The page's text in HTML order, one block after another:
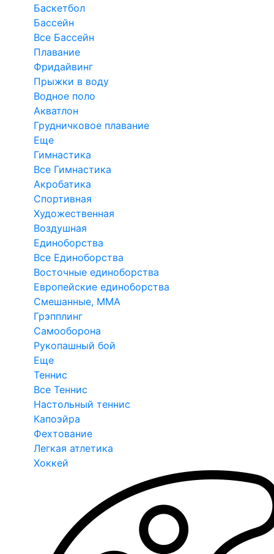
Баскетбол
Бассейн
Все Бассейн
Плавание
Фридайвинг
Прыжки в воду
Водное поло
Акватлон
Грудничковое плавание
Еще
Гимнастика
Все Гимнастика
Акробатика
Спортивная
Художественная
Воздушная
Единоборства
Все Единоборства
Восточные единоборства
Европейские единоборства
Смешанные, ММА
Грэпплинг
Самооборона
Рукопашный бой
Еще
Теннис
Все Теннис
Настольный теннис
Капоэйра
Фехтование
Легкая атлетика
Хоккей